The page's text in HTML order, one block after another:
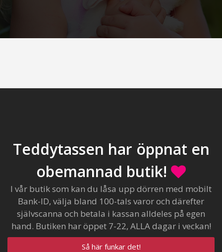
Teddytassen har öppnat en
obemannad butik!
I vår butik som kan du låsa upp dörren med mobilt
Bank-ID, välja bland 100-tals varor och därefter
självscanna och betala i kassan alldeles på egen
hand. Butiken har öppet 7-22, ALLA dagar i veckan!
Så här funkar det!